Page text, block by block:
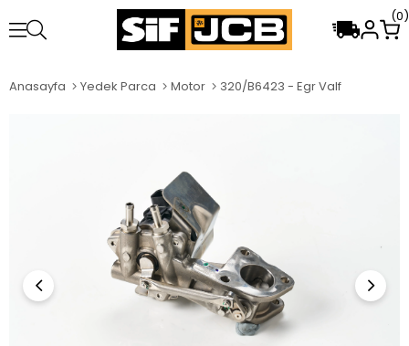
0
Anasayfa Yedek Parca Motor 320/B6423 - Egr Valf